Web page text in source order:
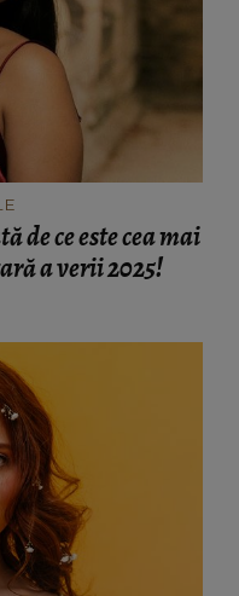
de ce este cea mai
a verii 2025!